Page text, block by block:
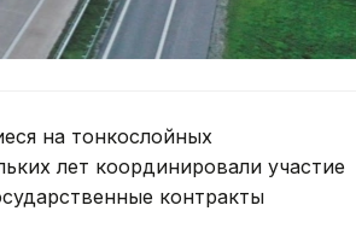
на тонкослойных
лет координировали участие
контракты